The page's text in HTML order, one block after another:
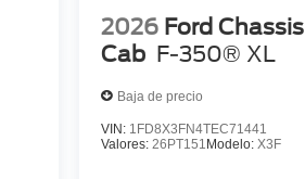
2026 Ford Chassis
Cab F-350® XL
Baja de precio
VIN: 1FD8X3FN4TEC71441
Valores: 26PT151 Modelo: X3F